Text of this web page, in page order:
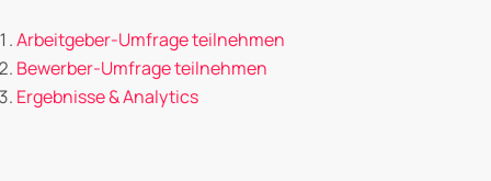
Arbeitgeber-Umfrage teilnehmen
Bewerber-Umfrage teilnehmen
Ergebnisse & Analytics